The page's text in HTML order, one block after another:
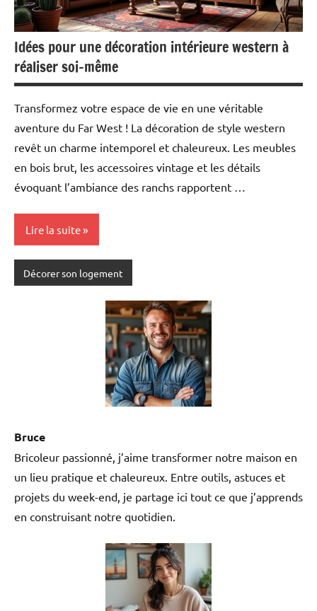
Idées pour une décoration intérieure western à
réaliser soi-même
Transformez votre espace de vie en une véritable
aventure du Far West ! La décoration de style western
revêt un charme intemporel et chaleureux. Les meubles
en bois brut, les accessoires vintage et les détails
évoquant l’ambiance des ranchs rapportent …
Lire la suite
Décorer son logement
Bruce
Bricoleur passionné, j’aime transformer notre maison en
un lieu pratique et chaleureux. Entre outils, astuces et
projets du week-end, je partage ici tout ce que j’apprends
en construisant notre quotidien.